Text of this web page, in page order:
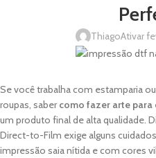
ThiagoAtivar
Se você trabalha com estamparia
roupas, sabercomo fazer arte para
um produto final de alta qualidade.
Direct-to-Film exige alguns
impressão saia nítida e com cores